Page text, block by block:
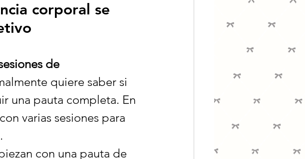
corporal se
de
quiere saber si
una pauta completa. En
varias sesiones para
con una pauta de